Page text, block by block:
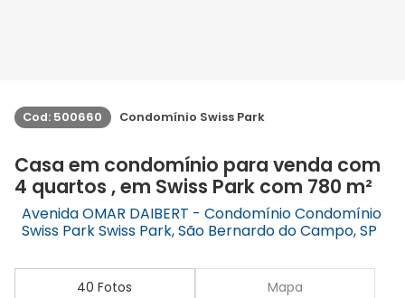
Cod: 500660 Condomínio Swiss Park
Casa em condomínio para venda com
4 quartos , em Swiss Park com 780 m²
Avenida OMAR DAIBERT - Condomínio Condomínio
Swiss Park Swiss Park, São Bernardo do Campo, SP
40 Fotos Mapa